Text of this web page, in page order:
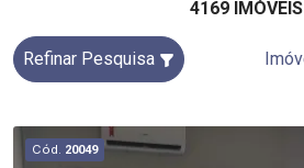
4169 IMÓVEIS
Refinar Pesquisa
Cód. 20049